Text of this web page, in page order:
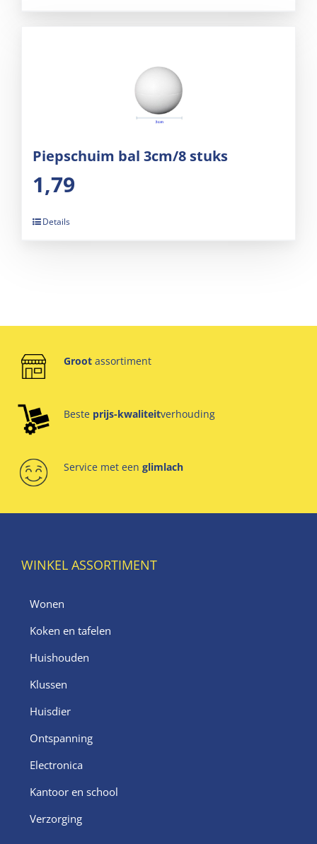
Piepschuim bal 3cm/8 stuks
1,79
Details
Groot assortiment
Beste prijs-kwaliteitverhouding
Service met een glimlach
WINKEL ASSORTIMENT
Wonen
Koken en tafelen
Huishouden
Klussen
Huisdier
Ontspanning
Electronica
Kantoor en school
Verzorging